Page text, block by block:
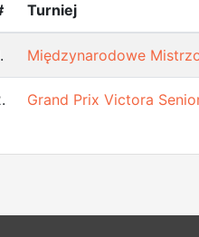
Turniej
Międzynarodowe
Grand Prix Victora